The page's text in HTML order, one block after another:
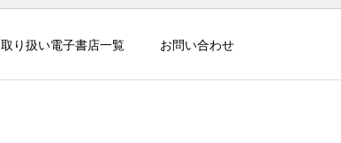
取り扱い電子書店一覧 お問い合わせ